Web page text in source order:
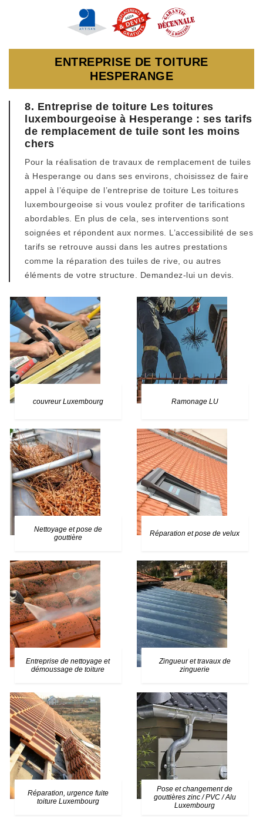
ENTREPRISE DE TOITURE
HESPERANGE
8. Entreprise de toiture Les toitures
luxembourgeoise à Hesperange : ses tarifs
de remplacement de tuile sont les moins
chers
Pour la réalisation de travaux de remplacement de tuiles
à Hesperange ou dans ses environs, choisissez de faire
appel à l’équipe de l’entreprise de toiture Les toitures
luxembourgeoise si vous voulez profiter de tarifications
abordables. En plus de cela, ses interventions sont
soignées et répondent aux normes. L’accessibilité de ses
tarifs se retrouve aussi dans les autres prestations
comme la réparation des tuiles de rive, ou autres
éléments de votre structure. Demandez-lui un devis.
couvreur Luxembourg Ramonage LU
Nettoyage et pose de
gouttière
Réparation et pose de velux
Entreprise de nettoyage et
démoussage de toiture
Zingueur et travaux de
zinguerie
Réparation, urgence fuite
toiture Luxembourg
Pose et changement de
gouttières zinc / PVC / Alu
Luxembourg